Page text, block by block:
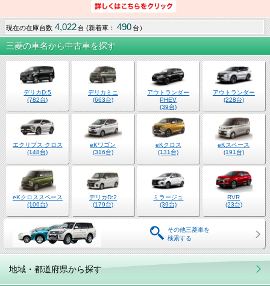
現在の在庫台数 4,022 台 (新着車： 490 台）
三菱の車名から中古車を探す
デリカD:5
(782台)
デリカミニ
(663台)
アウトランダー
PHEV
(39台)
アウトランダー
(228台)
エクリプス クロス
(148台)
eKワゴン
(316台)
eKクロス
(131台)
eKスペース
(191台)
eKクロススペース
(106台)
デリカD:2
(179台)
ミラージュ
(39台)
RVR
(23台)
その他三菱車を
検索する
地域・都道府県から探す